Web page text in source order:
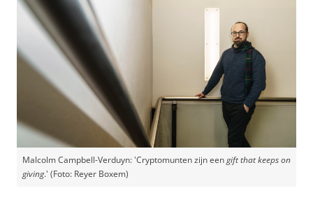
Malcolm Campbell-Verduyn: 'Cryptomunten zijn eengift that keeps on
giving.' (Foto: Reyer Boxem)